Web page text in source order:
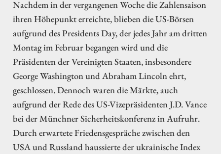
Nachdem in der vergangenen Woche die Zahlensaison
ihren Höhepunkt erreichte, blieben die US-Börsen
aufgrund des Presidents Day, der jedes Jahr am dritten
Montag im Februar begangen wird und die
Präsidenten der Vereinigten Staaten, insbesondere
George Washington und Abraham Lincoln ehrt,
geschlossen. Dennoch waren die Märkte, auch
aufgrund der Rede des US-Vizepräsidenten J.D. Vance
bei der Münchner Sicherheitskonferenz in Aufruhr.
Durch erwartete Friedensgespräche zwischen den
USA und Russland haussierte der ukrainische Index